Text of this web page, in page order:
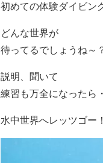
初めての体験ダイビン
どんな世界が
待ってるでしょうね～
説明、聞いて
練習も万全になったら
水中世界へレッツゴー！